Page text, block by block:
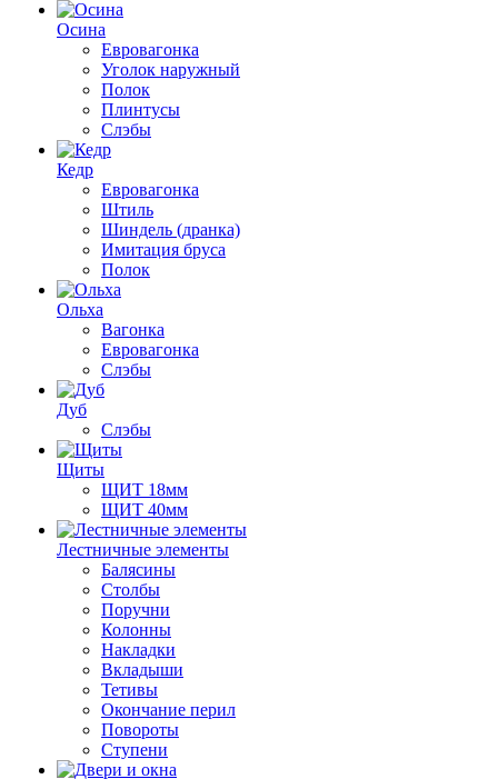
Осина
Евровагонка
Уголок наружный
Полок
Плинтусы
Слэбы
Кедр
Евровагонка
Штиль
Шиндель (дранка)
Имитация бруса
Полок
Ольха
Вагонка
Евровагонка
Слэбы
Дуб
Слэбы
Щиты
ЩИТ 18мм
ЩИТ 40мм
Лестничные элементы
Балясины
Столбы
Поручни
Колонны
Накладки
Вкладыши
Тетивы
Окончание перил
Повороты
Ступени